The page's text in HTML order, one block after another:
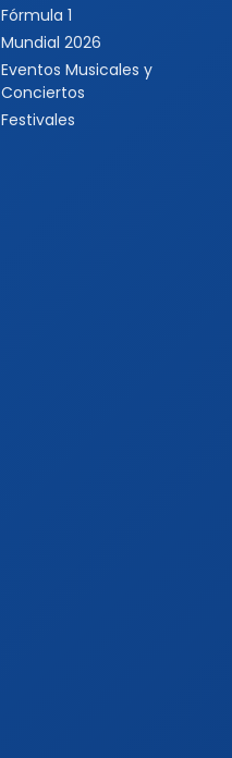
Fórmula 1
Mundial 2026
Eventos Musicales y
Conciertos
Festivales